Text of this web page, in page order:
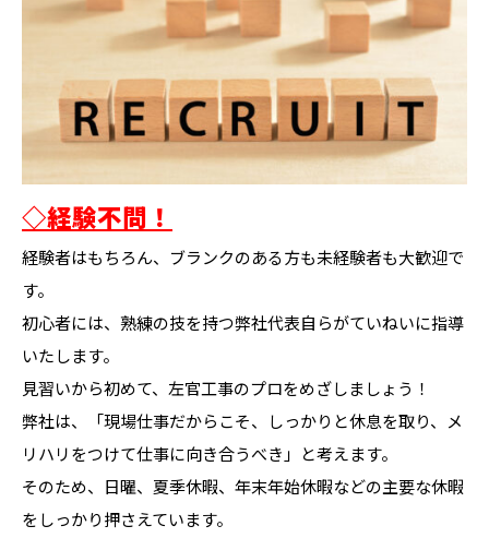
◇経験不問！
経験者はもちろん、ブランクのある方も未経験者も大歓迎で
す。
初心者には、熟練の技を持つ弊社代表自らがていねいに指導
いたします。
見習いから初めて、左官工事のプロをめざしましょう！
弊社は、「現場仕事だからこそ、しっかりと休息を取り、メ
リハリをつけて仕事に向き合うべき」と考えます。
そのため、日曜、夏季休暇、年末年始休暇などの主要な休暇
をしっかり押さえています。